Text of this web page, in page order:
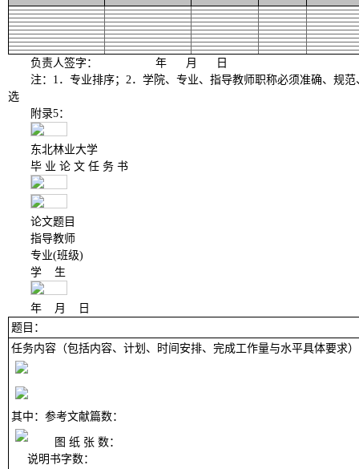
负责人签字： 年 月
日
注： 1 ．专业排序； 2．学院、专业、指导教师职称必须准确、规
选
附录5：
东北林业大学
毕 业 论 文 任 务 书
论文题目
指导教师
专业(班级)
学
生
年 月
日
题目：
任务内容（包括内容、计划、时间安排、完成工作量与水平具体要求）
其中：参考文献篇数：
图 纸 张 数：
说明书字数：